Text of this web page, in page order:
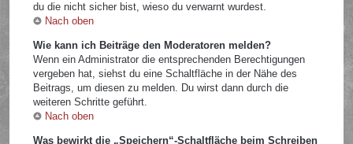
du die nicht sicher bist, wieso du verwarnt wurdest.
Nach oben
Wie kann ich Beiträge den Moderatoren melden?
Wenn ein Administrator die entsprechenden Berechtigungen
vergeben hat, siehst du eine Schaltfläche in der Nähe des
Beitrags, um diesen zu melden. Du wirst dann durch die
weiteren Schritte geführt.
Nach oben
Was bewirkt die „Speichern“-Schaltfläche beim Schreiben